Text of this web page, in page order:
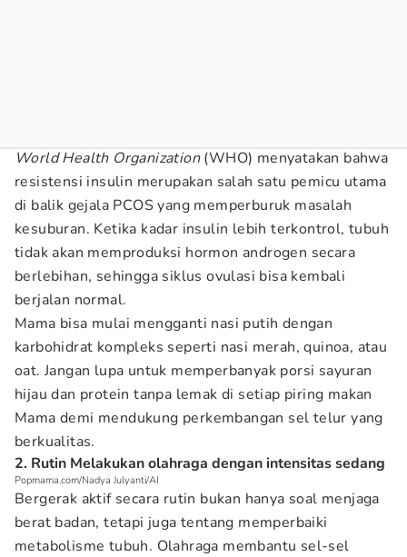
World Health Organization(WHO) menyatakan bahwa
resistensi insulin merupakan salah satu pemicu utama
di balik gejala PCOS yang memperburuk masalah
kesuburan. Ketika kadar insulin lebih terkontrol, tubuh
tidak akan memproduksi hormon androgen secara
berlebihan, sehingga siklus ovulasi bisa kembali
berjalan normal.
Mama bisa mulai mengganti nasi putih dengan
karbohidrat kompleks seperti nasi merah, quinoa, atau
oat. Jangan lupa untuk memperbanyak porsi sayuran
hijau dan protein tanpa lemak di setiap piring makan
Mama demi mendukung perkembangan sel telur yang
berkualitas.
2. Rutin Melakukan olahraga dengan intensitas sedang
Popmama.com/Nadya Julyanti/AI
Bergerak aktif secara rutin bukan hanya soal menjaga
berat badan, tetapi juga tentang memperbaiki
metabolisme tubuh. Olahraga membantu sel-sel